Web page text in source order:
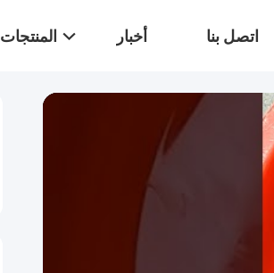
المنتجات أخبار اتصل بنا